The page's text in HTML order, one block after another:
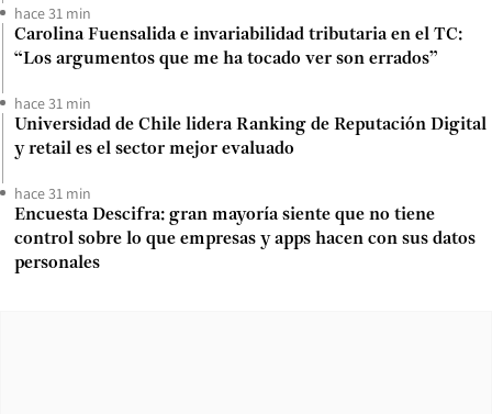
hace 31 min
Carolina Fuensalida e invariabilidad tributaria en el TC:
“Los argumentos que me ha tocado ver son errados”
hace 31 min
Universidad de Chile lidera Ranking de Reputación Digital
y retail es el sector mejor evaluado
hace 31 min
Encuesta Descifra: gran mayoría siente que no tiene
control sobre lo que empresas y apps hacen con sus datos
personales